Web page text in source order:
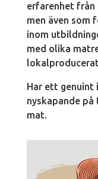
erfarenhet från
men även som
inom
med olika
Har ett
nyskapande
mat.